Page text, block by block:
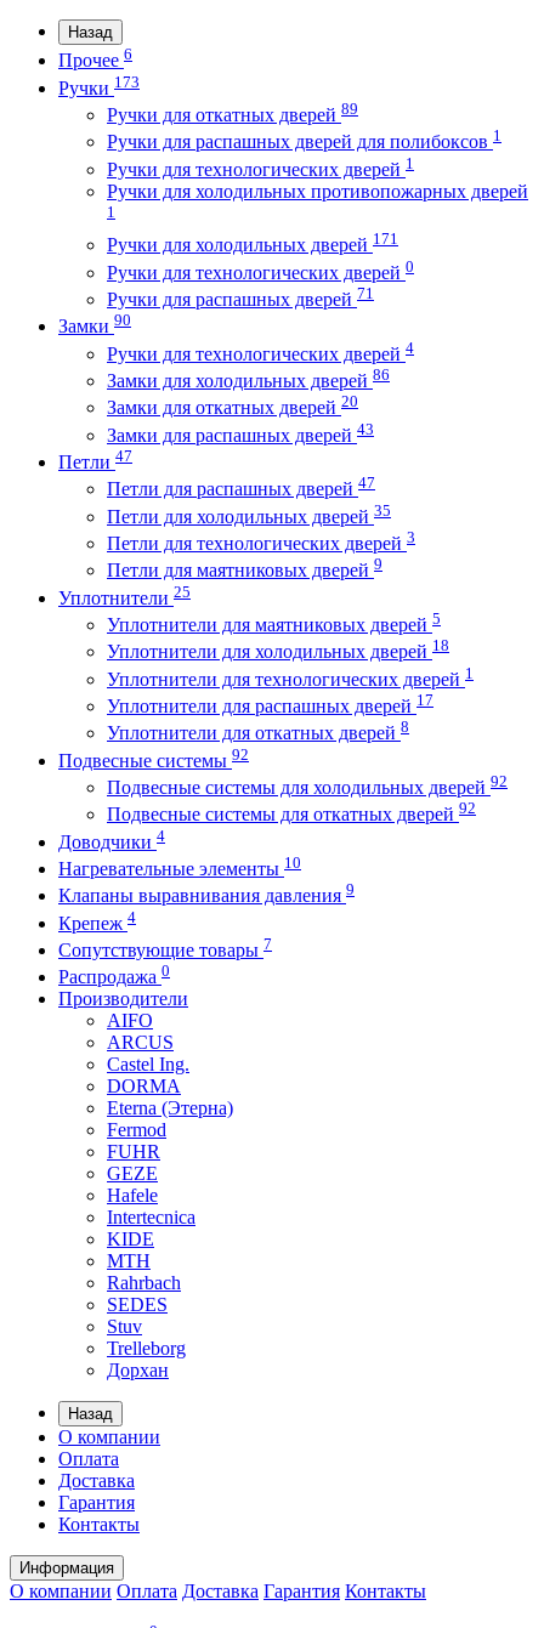
Назад
Прочее 6
Ручки 173
Ручки для откатных дверей 89
Ручки для распашных дверей для полибоксов 1
Ручки для технологических дверей 1
Ручки для холодильных противопожарных дверей
1
Ручки для холодильных дверей 171
Ручки для технологических дверей 0
Ручки для распашных дверей 71
Замки 90
Ручки для технологических дверей 4
Замки для холодильных дверей 86
Замки для откатных дверей 20
Замки для распашных дверей 43
Петли 47
Петли для распашных дверей 47
Петли для холодильных дверей 35
Петли для технологических дверей 3
Петли для маятниковых дверей 9
Уплотнители 25
Уплотнители для маятниковых дверей 5
Уплотнители для холодильных дверей 18
Уплотнители для технологических дверей 1
Уплотнители для распашных дверей 17
Уплотнители для откатных дверей 8
Подвесные системы 92
Подвесные системы для холодильных дверей 92
Подвесные системы для откатных дверей 92
Доводчики 4
Нагревательные элементы 10
Клапаны выравнивания давления 9
Крепеж 4
Сопутствующие товары 7
Распродажа 0
Производители
AIFO
ARCUS
Castel Ing.
DORMA
Eterna (Этерна)
Fermod
FUHR
GEZE
Hafele
Intertecnica
KIDE
MTH
Rahrbach
SEDES
Stuv
Trelleborg
Дорхан
Назад
О компании
Оплата
Доставка
Гарантия
Контакты
Информация
О компании Оплата Доставка Гарантия Контакты